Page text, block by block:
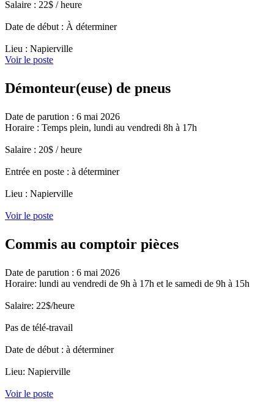
Salaire : 22$ / heure
Date de début : À déterminer
Lieu : Napierville
Voir le poste
Démonteur(euse) de pneus
Date de parution : 6 mai 2026
Horaire : Temps plein, lundi au vendredi 8h à 17h
Salaire : 20$ / heure
Entrée en poste : à déterminer
Lieu : Napierville
Voir le poste
Commis au comptoir pièces
Date de parution : 6 mai 2026
Horaire: lundi au vendredi de 9h à 17h et le samedi de 9h à 15h
Salaire: 22$/heure
Pas de télé-travail
Date de début : à déterminer
Lieu: Napierville
Voir le poste